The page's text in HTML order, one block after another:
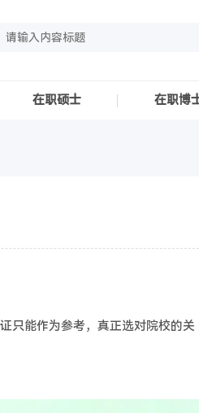
在职硕士 在职博
能作为参考，真正选对院校的关